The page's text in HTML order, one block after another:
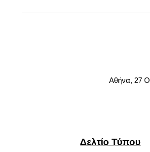
Αθήνα, 27
Δελτίο Τύπου